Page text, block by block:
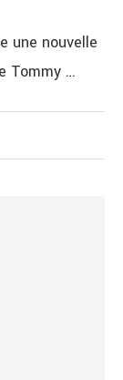
une nouvelle
Tommy …